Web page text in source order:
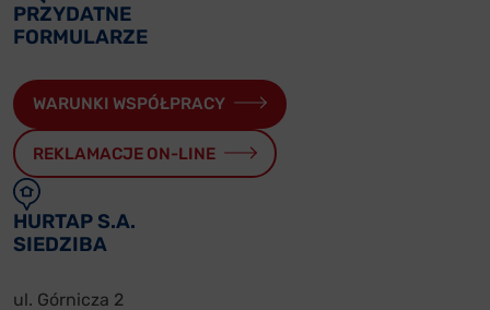
PRZYDATNE
FORMULARZE
WARUNKI WSPÓŁPRACY
REKLAMACJE ON-LINE
HURTAP S.A.
SIEDZIBA
ul. Górnicza 2